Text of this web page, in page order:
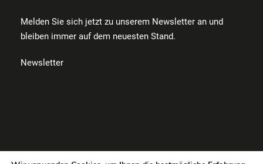
Melden Sie sich jetzt zu unserem Newsletter an und
bleiben immer auf dem neuesten Stand.
Newsletter